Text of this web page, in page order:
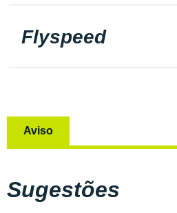
Flyspeed
Aviso
Sugestões